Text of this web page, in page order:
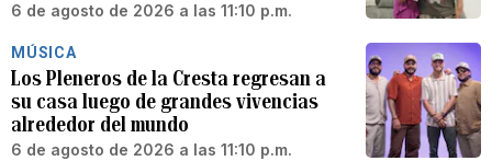
6 de agosto de 2026 a las 11:10 p.m.
MÚSICA
Los Pleneros de la Cresta regresan a
su casa luego de grandes vivencias
alrededor del mundo
6 de agosto de 2026 a las 11:10 p.m.